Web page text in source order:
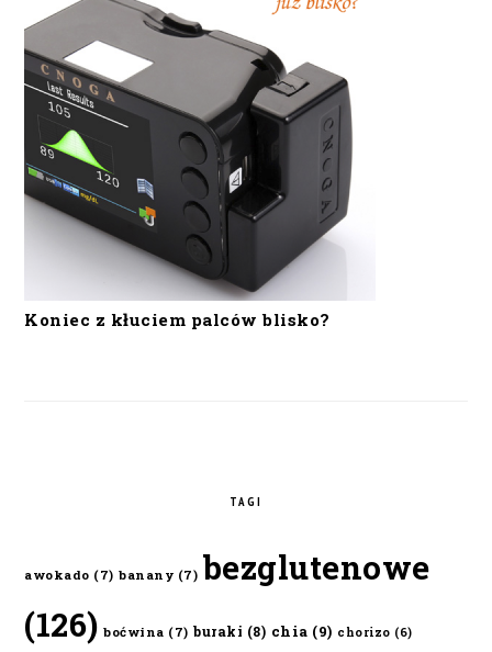
Koniec z kłuciem palców blisko?
TAGI
awokado (7) banany (7) bezglutenowe
(126) boćwina (7) buraki (8) chia (9) chorizo (6)